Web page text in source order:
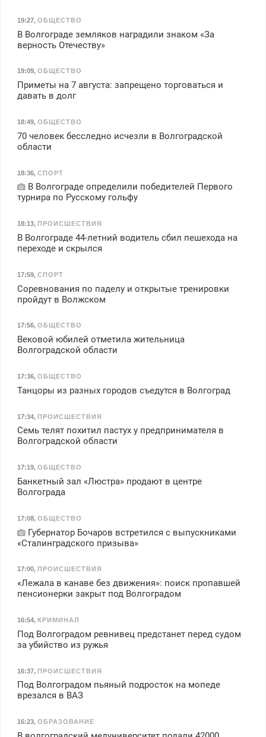
19:27, ОБЩЕСТВО
В Волгограде земляков наградили знаком «За
верность Отечеству»
19:09, ОБЩЕСТВО
Приметы на 7 августа: запрещено торговаться и
давать в долг
18:49, ОБЩЕСТВО
70 человек бесследно исчезли в Волгоградской
области
18:36, СПОРТ
В Волгограде определили победителей Первого
турнира по Русскому гольфу
18:13, ПРОИСШЕСТВИЯ
В Волгограде 44-летний водитель сбил пешехода на
переходе и скрылся
17:59, СПОРТ
Соревнования по паделу и открытые тренировки
пройдут в Волжском
17:56, ОБЩЕСТВО
Вековой юбилей отметила жительница
Волгоградской области
17:36, ОБЩЕСТВО
Танцоры из разных городов съедутся в Волгоград
17:34, ПРОИСШЕСТВИЯ
Семь телят похитил пастух у предпринимателя в
Волгоградской области
17:19, ОБЩЕСТВО
Банкетный зал «Люстра» продают в центре
Волгограда
17:08, ОБЩЕСТВО
Губернатор Бочаров встретился с выпускниками
«Сталинградского призыва»
17:00, ПРОИСШЕСТВИЯ
«Лежала в канаве без движения»: поиск пропавшей
пенсионерки закрыт под Волгоградом
16:54, КРИМИНАЛ
Под Волгоградом ревнивец предстанет перед судом
за убийство из ружья
16:37, ПРОИСШЕСТВИЯ
Под Волгоградом пьяный подросток на мопеде
врезался в ВАЗ
16:23, ОБРАЗОВАНИЕ